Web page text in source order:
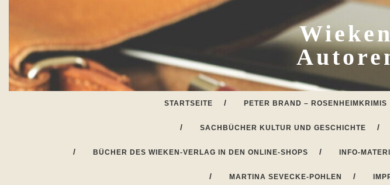
STARTSEITE PETER BRAND – ROSENHEIMKRIMIS
SACHBÜCHER KULTUR UND GESCHICHTE
BÜCHER DES WIEKEN-VERLAG IN DEN ONLINE-SHOPS INFO-
MARTINA SEVECKE-POHLEN